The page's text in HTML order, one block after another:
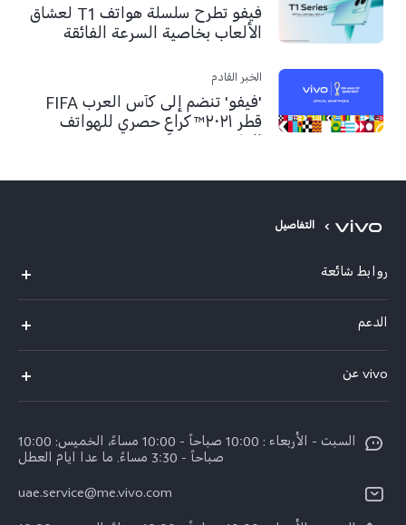
فيفو تطرح سلسلة هواتف T1 لعشاق
الألعاب بخاصية السرعة الفائقة
الخبر القادم
'فيفو' تنضم إلى كأس العرب FIFA
قطر ٢٠٢١™ كراعٍ حصري للهواتف
الذكية
التفاصيل
روابط شائعة
X300 (New)
X200 FE (New)
V60 Lite 5G
Y39 5G
الدعم
مركز الخدمة
Funtouch OS
اسعار قطع الغيار
vivo عن
الأخبار
الإشعارات القانونية
السبت - الأربعاء : 10:00 صباحاً - 10:00 مساءً، الخميس: 10:00
صباحاً - 3:30 مساءً. ما عدا ايام العطل
uae.service@me.vivo.com